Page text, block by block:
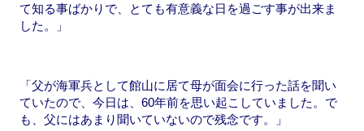
て知る事ばかりで、とても有意義な日を過ごす事が出来ま
した。」
「父が海軍兵として館山に居て母が面会に行った話を聞い
ていたので、今日は、60年前を思い起こしていました。で
も、父にはあまり聞いていないので残念です。」